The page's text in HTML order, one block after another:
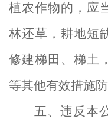
植农作物的，应
林还草，耕地短
修建梯田 、梯土
等其他有效措施
五、违反本